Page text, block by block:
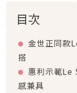
目次
金世正同款
搭
惠利示範Le
感兼具